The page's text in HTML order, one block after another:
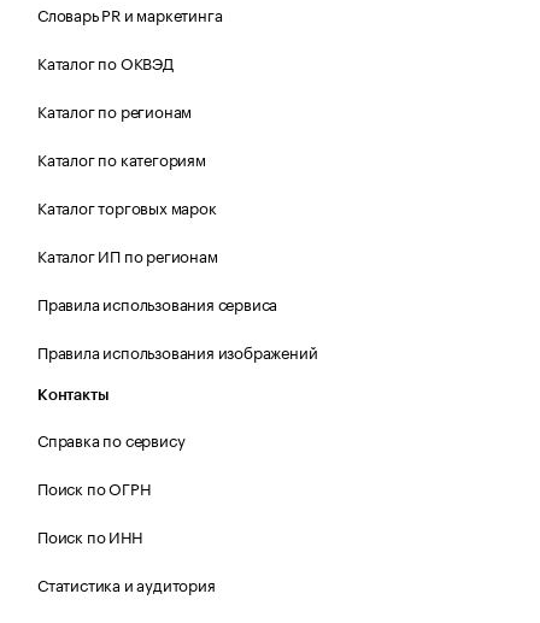
Словарь PR и маркетинга
Каталог по ОКВЭД
Каталог по регионам
Каталог по категориям
Каталог торговых марок
Каталог ИП по регионам
Правила использования сервиса
Правила использования изображений
Контакты
Справка по сервису
Поиск по ОГРН
Поиск по ИНН
Статистика и аудитория